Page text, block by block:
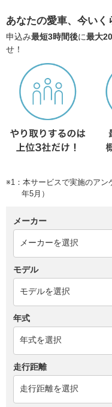
あなたの愛車、今いく
申込み最短3時間後に最大
せ！
※1：本サービスで実施のアン
年5月）
メーカー
モデル
年式
走行距離